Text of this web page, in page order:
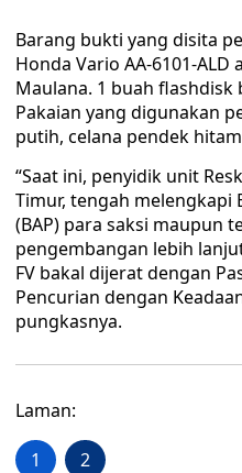
Barang bukti yang disita
Honda Vario AA-6101-ALD
Maulana. 1 buah flashdisk
Pakaian yang digunakan
putih, celana pendek
“Saat ini, penyidik unit
Timur, tengah melengkapi
(BAP) para saksi maupun
pengembangan lebih
FV bakal dijerat dengan
Pencurian dengan
pungkasnya.
Laman:
1 2